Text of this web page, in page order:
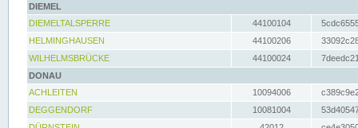
DIEMEL
DIEMELTALSPERRE
44100104
HELMINGHAUSEN
44100206
WILHELMSBRÜCKE
44100024
DONAU
ACHLEITEN
10094006
DEGGENDORF
10081004